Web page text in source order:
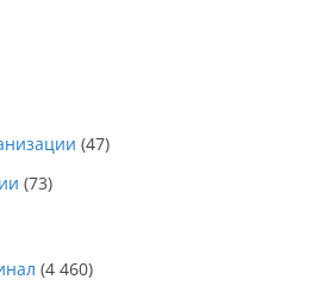
(47)
(73)
(4 460)